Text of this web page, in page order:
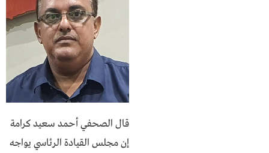
قال الصحفي أحمد سعيد كرامة
إن مجلس القيادة الرئاسي يواجه